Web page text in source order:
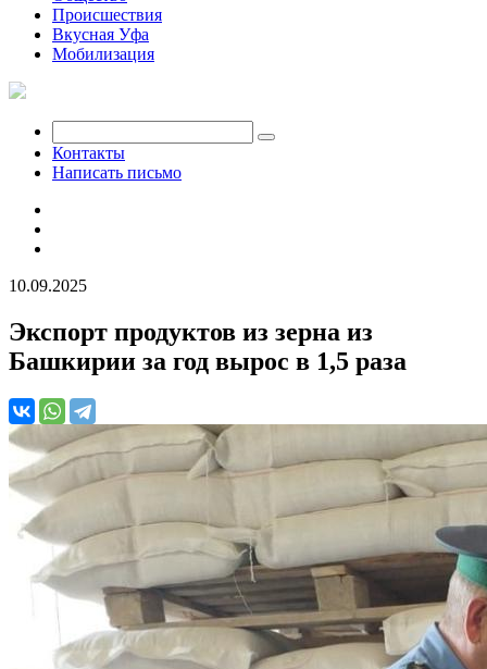
Происшествия
Вкусная Уфа
Мобилизация
Контакты
Написать письмо
10.09.2025
Экспорт продуктов из зерна из
Башкирии за год вырос в 1,5 раза